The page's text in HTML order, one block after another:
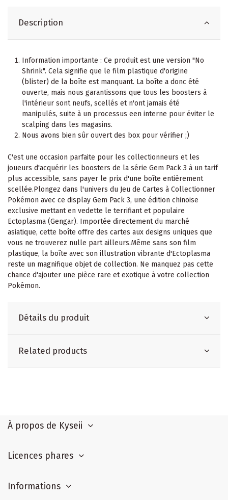
Description
Information importante : Ce produit est une version "No
Shrink". Cela signifie que le film plastique d'origine
(blister) de la boîte est manquant. La boîte a donc été
ouverte, mais nous garantissons que tous les boosters à
l'intérieur sont neufs, scellés et n'ont jamais été
manipulés, suite à un processus een interne pour éviter le
scalping dans les magasins.
Nous avons bien sûr ouvert des box pour vérifier ;)
C'est une occasion parfaite pour les collectionneurs et les
joueurs d'acquérir les boosters de la série Gem Pack 3 à un tarif
plus accessible, sans payer le prix d'une boîte entièrement
scellée.Plongez dans l'univers du Jeu de Cartes à Collectionner
Pokémon avec ce display Gem Pack 3, une édition chinoise
exclusive mettant en vedette le terrifiant et populaire
Ectoplasma (Gengar). Importée directement du marché
asiatique, cette boîte offre des cartes aux designs uniques que
vous ne trouverez nulle part ailleurs.Même sans son film
plastique, la boîte avec son illustration vibrante d'Ectoplasma
reste un magnifique objet de collection. Ne manquez pas cette
chance d'ajouter une pièce rare et exotique à votre collection
Pokémon.
Détails du produit
Related products
À propos de Kyseii
Licences phares
Informations